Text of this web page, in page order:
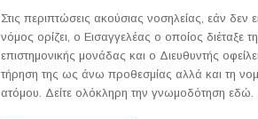
Στις περιπτώσεις ακούσιας νοσηλείας, εάν
νόμος ορίζει, ο Εισαγγελέας ο οποίος διέταξε
επιστημονικής μονάδας και ο Διευθυντής
τήρηση της ως άνω προθεσμίας αλλά και τη
ατόμου. Δείτε ολόκληρη την γνωμοδότηση εδώ.